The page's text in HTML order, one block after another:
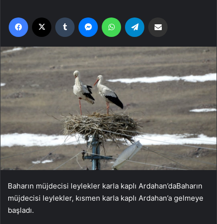
Facebook Tumblr MessengerWhatsApp
Baharın müjdecisi leylekler karla kaplı Ardahan’daBaharın
müjdecisi leylekler, kısmen karla kaplı Ardahan’a gelmeye
başladı.